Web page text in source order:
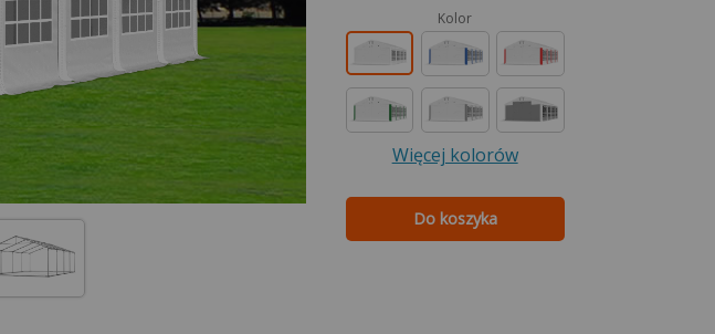
Kolor
Więcej kolorów